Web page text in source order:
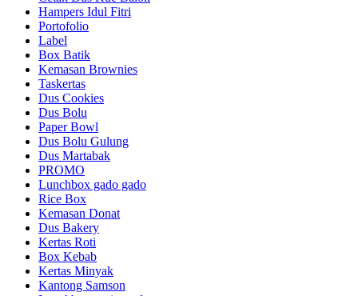
Hampers Idul Fitri
Portofolio
Label
Box Batik
Kemasan Brownies
Taskertas
Dus Cookies
Dus Bolu
Paper Bowl
Dus Bolu Gulung
Dus Martabak
PROMO
Lunchbox gado gado
Rice Box
Kemasan Donat
Dus Bakery
Kertas Roti
Box Kebab
Kertas Minyak
Kantong Samson